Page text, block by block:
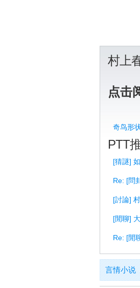
村上
点击
奇鸟形
PTT
[猜謎]
Re: [問
[討論]
[閒聊]
Re: [閒
言情小说